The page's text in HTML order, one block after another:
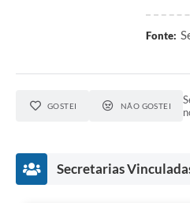
Fonte:
GOSTEI NÃO GOSTEI
Secretarias